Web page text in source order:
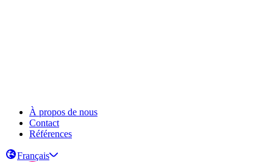
À propos de nous
Contact
Références
Français